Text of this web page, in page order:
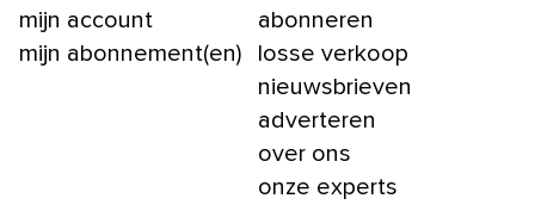
mijn account
mijn abonnement(en)
abonneren
losse verkoop
nieuwsbrieven
adverteren
over ons
onze experts